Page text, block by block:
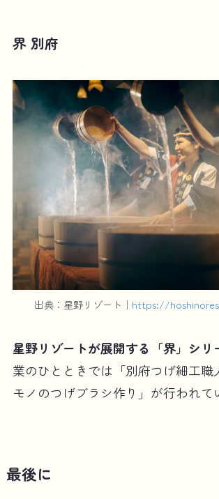
界 別府
出典：星野リゾート｜ https://
星野リゾートが展開する「界」シリ
業のひとときでは「別府つげ細工職
モノのつげブラシ作り」が行われて
最後に